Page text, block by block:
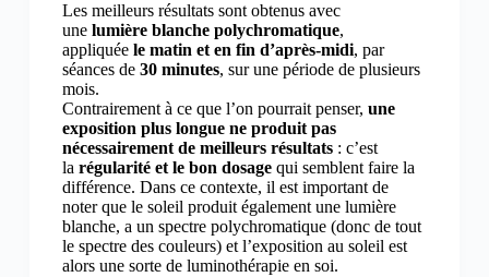
Les meilleurs résultats sont obtenus avec
une lumière blanche polychromatique,
appliquée le matin et en fin d’après-midi, par
séances de 30 minutes, sur une période de plusieurs
mois.
Contrairement à ce que l’on pourrait penser, une
exposition plus longue ne produit pas
nécessairement de meilleurs résultats: c’est
la régularité et le bon dosagequi semblent faire la
différence. Dans ce contexte, il est important de
noter que le soleil produit également une lumière
blanche, a un spectre polychromatique (donc de tout
le spectre des couleurs) et l’exposition au soleil est
alors une sorte de luminothérapie en soi.